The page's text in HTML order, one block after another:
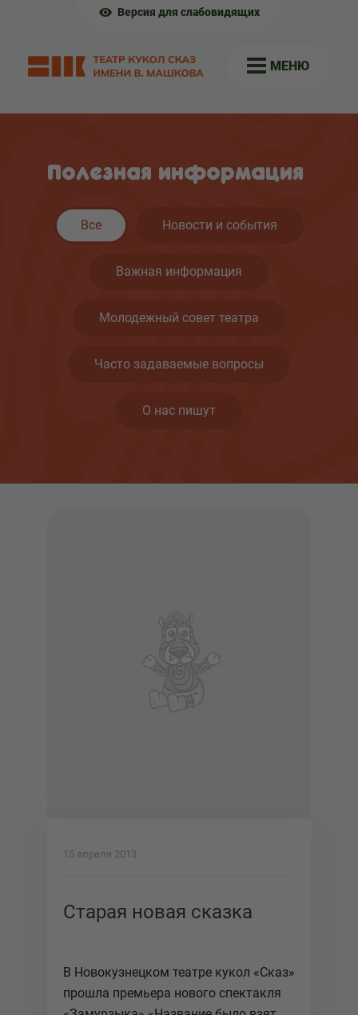
Версия для слабовидящих
МЕНЮ
Полезная информация
Все Новости и события
Важная информация
Молодежный совет театра
Часто задаваемые вопросы
О нас пишут
15 апреля 2013
Старая новая сказка
В Новокузнецком театре кукол «Сказ»
прошла премьера нового спектакля